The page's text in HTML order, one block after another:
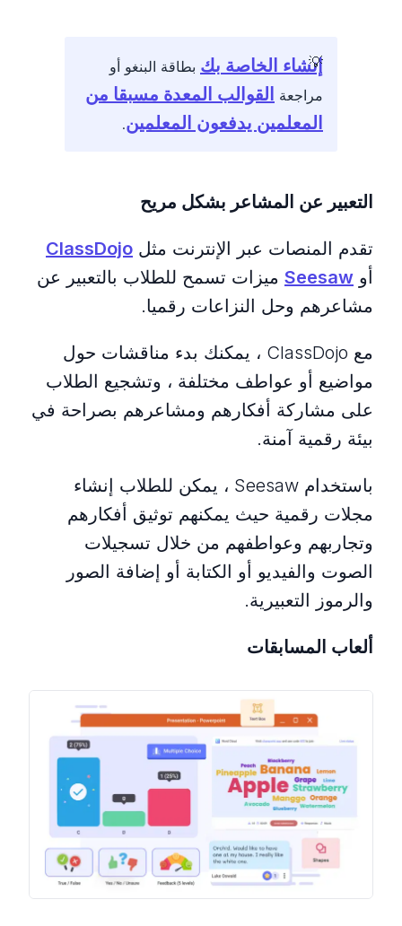
إنشاء الخاصة بك بطاقة البنغو أو
مراجعة
القوالب المعدة مسبقا من
المعلمين يدفعون المعلمين.
التعبير عن المشاعر بشكل مريح
تقدم المنصات عبر الإنترنت مثل ClassDojo
أو Seesaw ميزات تسمح للطلاب بالتعبير عن
مشاعرهم وحل النزاعات رقميا.
مع ClassDojo ، يمكنك بدء مناقشات حول
مواضيع أو عواطف مختلفة ، وتشجيع الطلاب
على مشاركة أفكارهم ومشاعرهم بصراحة في
بيئة رقمية آمنة.
باستخدام Seesaw ، يمكن للطلاب إنشاء
مجلات رقمية حيث يمكنهم توثيق أفكارهم
وتجاربهم وعواطفهم من خلال تسجيلات
الصوت والفيديو أو الكتابة أو إضافة الصور
والرموز التعبيرية.
ألعاب المسابقات